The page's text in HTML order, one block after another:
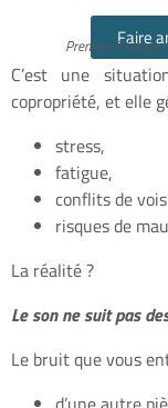
Faire
Premier échange
C’est une
copropriété, et elle
stress,
fatigue,
conflits de
risques de
La réalité ?
Le son ne suit pas
Le bruit que vous